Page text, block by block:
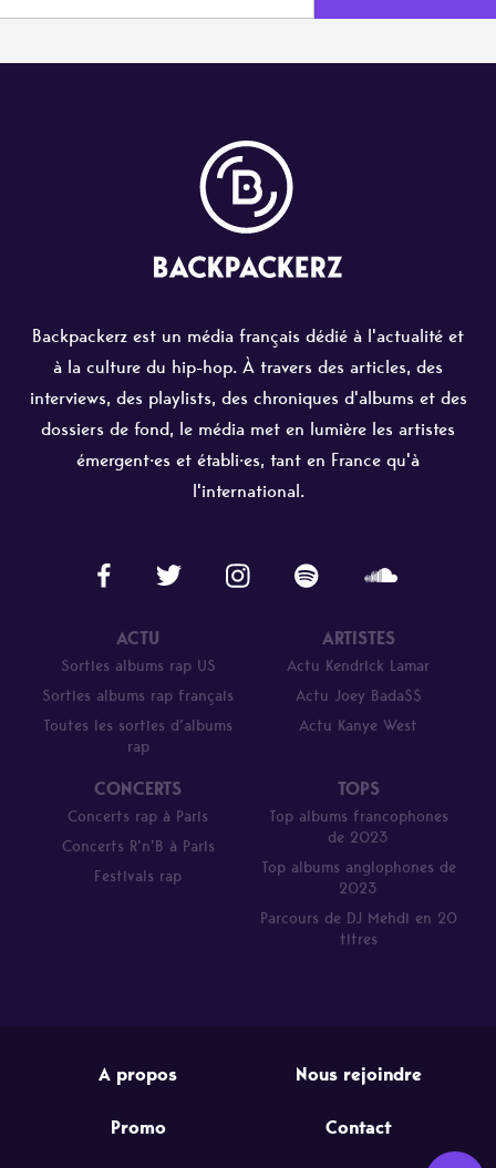
Backpackerz est un média français dédié à l'actualité et
à la culture du hip-hop. À travers des articles, des
interviews, des playlists, des chroniques d'albums et des
dossiers de fond, le média met en lumière les artistes
émergent·es et établi·es, tant en France qu'à
l'international.
ACTU
Sorties albums rap US
Sorties albums rap français
Toutes les sorties d’albums
rap
ARTISTES
Actu Kendrick Lamar
Actu Joey Bada$$
Actu Kanye West
CONCERTS
Concerts rap à Paris
Concerts R’n’B à Paris
Festivals rap
TOPS
Top albums francophones
de 2023
Top albums anglophones de
2023
Parcours de DJ Mehdi en 20
titres
A propos Nous rejoindre
Promo Contact